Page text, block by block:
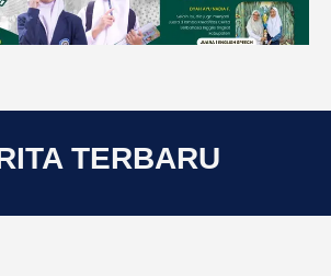
TERBARU